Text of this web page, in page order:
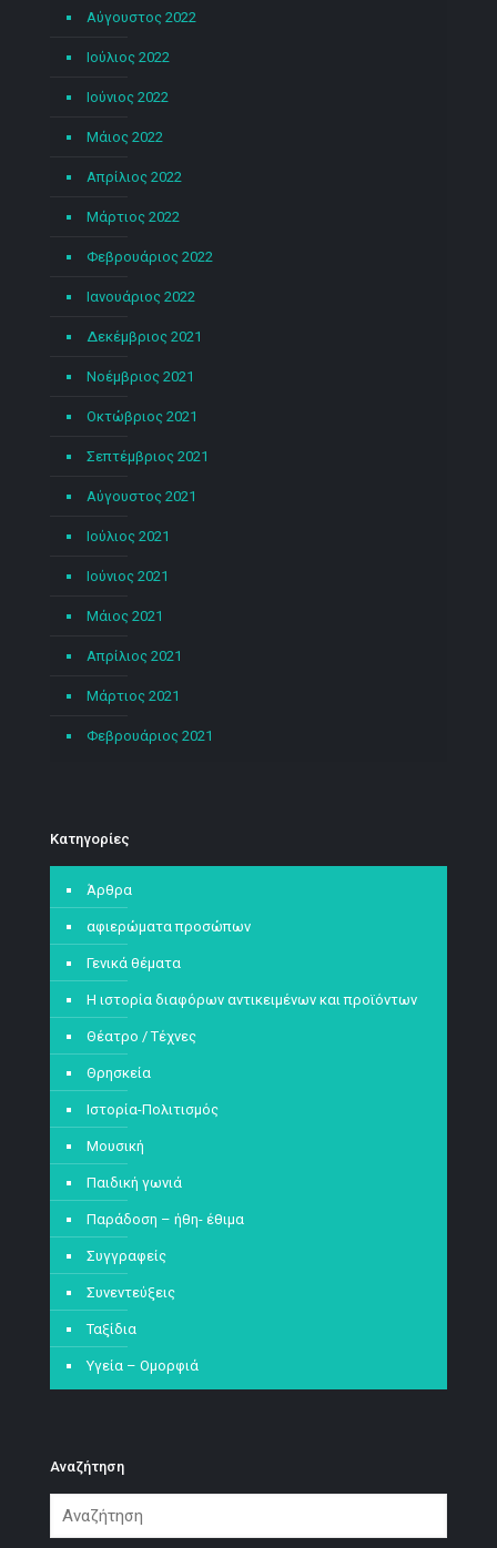
Αύγουστος 2022
Ιούλιος 2022
Ιούνιος 2022
Μάιος 2022
Απρίλιος 2022
Μάρτιος 2022
Φεβρουάριος 2022
Ιανουάριος 2022
Δεκέμβριος 2021
Νοέμβριος 2021
Οκτώβριος 2021
Σεπτέμβριος 2021
Αύγουστος 2021
Ιούλιος 2021
Ιούνιος 2021
Μάιος 2021
Απρίλιος 2021
Μάρτιος 2021
Φεβρουάριος 2021
Kατηγορίες
Άρθρα
αφιερώματα προσώπων
Γενικά θέματα
Η ιστορία διαφόρων αντικειμένων και προϊόντων
Θέατρο / Τέχνες
Θρησκεία
Ιστορία-Πολιτισμός
Μουσική
Παιδική γωνιά
Παράδοση – ήθη- έθιμα
Συγγραφείς
Συνεντεύξεις
Ταξίδια
Υγεία – Ομορφιά
Αναζήτηση